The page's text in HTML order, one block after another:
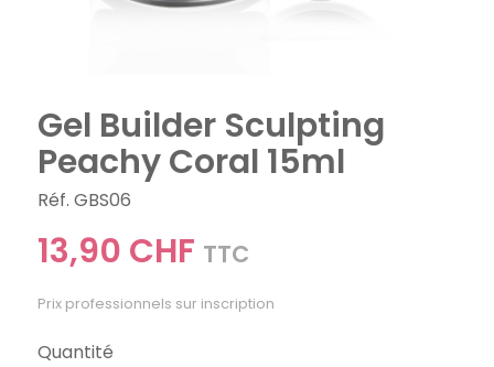
Gel Builder Sculpting
Peachy Coral 15ml
Réf. GBS06
13,90 CHF TTC
Prix professionnels sur inscription
Quantité